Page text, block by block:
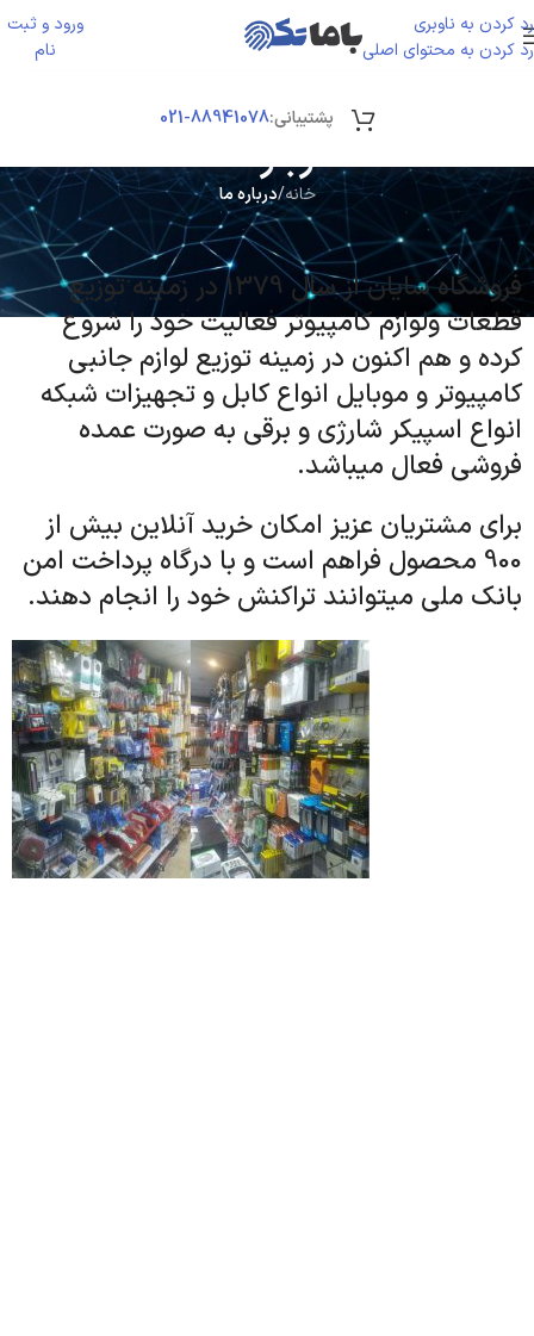
رد کردن به ناوبری
رد کردن به محتوای اصلی
ورود و ثبت
نام
ورود / ثبت
پشتیبانی:88941078-021
درباره ما
خانه/درباره ما
فروشگاه سایان از سال 1379 در زمینه توزیع
قطعات ولوازم کامپیوتر فعالیت خود را شروع
کرده و هم اکنون در زمینه توزیع لوازم جانبی
کامپیوتر و موبایل انواع کابل و تجهیزات شبکه
انواع اسپیکر شارژی و برقی به صورت عمده
فروشی فعال میباشد.
برای مشتریان عزیز امکان خرید آنلاین بیش از
900 محصول فراهم است و با درگاه پرداخت امن
بانک ملی میتوانند تراکنش خود را انجام دهند.